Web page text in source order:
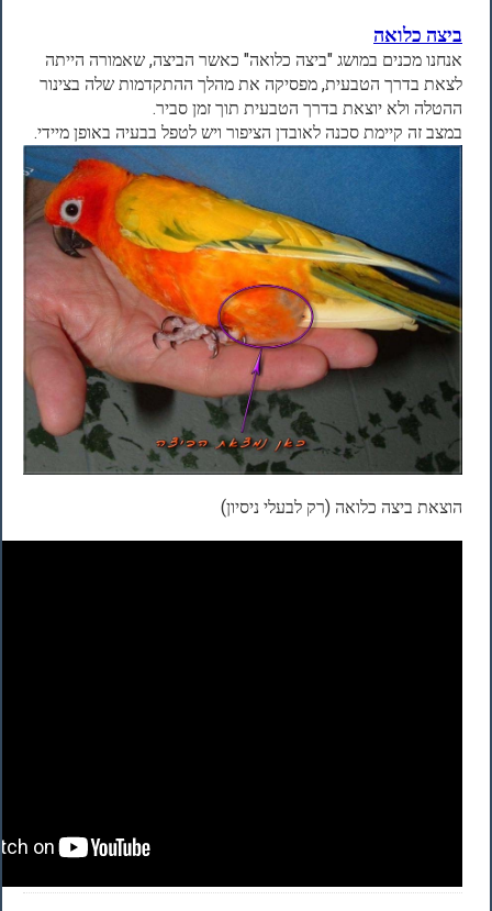
ביצה כלואה
אנחנו מכנים במושג "ביצה כלואה" כאשר הביצה, שאמורה הייתה
לצאת בדרך הטבעית, מפסיקה את מהלך ההתקדמות שלה בצינור
ההטלה ולא יוצאת בדרך הטבעית תוך זמן סביר.
במצב זה קיימת סכנה לאובדן הציפור ויש לטפל בבעיה באופן מיידי.
הוצאת ביצה כלואה (רק לבעלי ניסיון)